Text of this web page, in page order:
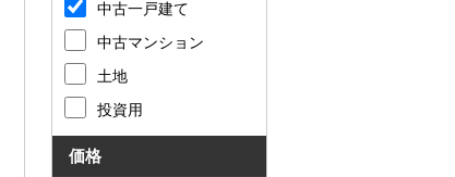
中古一戸建て
中古マンション
土地
投資用
価格